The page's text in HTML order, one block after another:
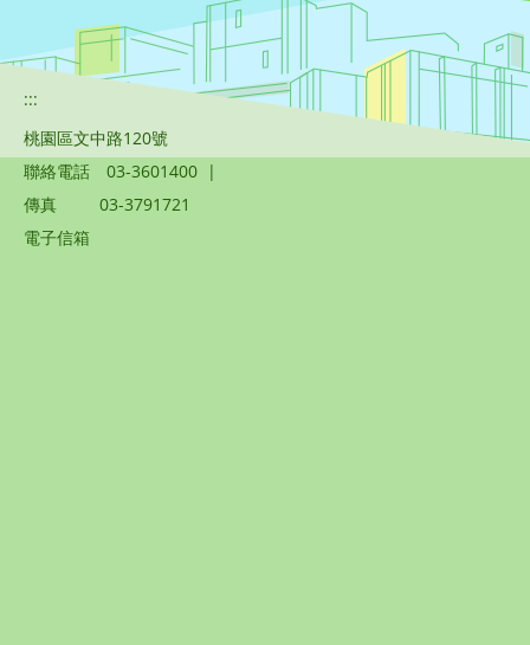
:::
桃園區文中路120號
聯絡電話
03-3601400 |
傳真
03-3791721
電子信箱